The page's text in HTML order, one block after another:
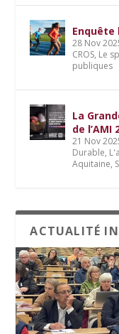
28 Nov
CROS, Le
publiques
La
de l’AMI
21 Nov
Durable,
Aquitaine,
ACTUALITÉ